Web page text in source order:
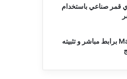
قمر صناعي باستخدام
تحميل نسخة MacOS Sierra برابط مباشر و تثبيته